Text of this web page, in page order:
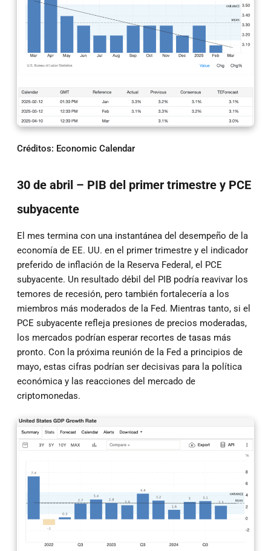
Créditos: Economic Calendar
30 de abril – PIB del primer trimestre y PCE
subyacente
El mes termina con una instantánea del desempeño de la
economía de EE. UU. en el primer trimestre y el indicador
preferido de inflación de la Reserva Federal, el PCE
subyacente. Un resultado débil del PIB podría reavivar los
temores de recesión, pero también fortalecería a los
miembros más moderados de la Fed. Mientras tanto, si el
PCE subyacente refleja presiones de precios moderadas,
los mercados podrían esperar recortes de tasas más
pronto. Con la próxima reunión de la Fed a principios de
mayo, estas cifras podrían ser decisivas para la política
económica y las reacciones del mercado de
criptomonedas.